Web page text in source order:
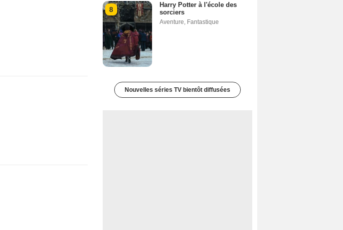
8
Harry Potter à l'école des
sorciers
Aventure Fantastique
Nouvelles séries TV bientôt diffusées